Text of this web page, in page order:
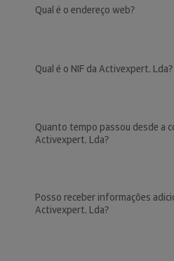
Qual é o endereço web?
Qual é o NIF da Activexpert, Lda?
Quanto tempo passou desde a
Activexpert, Lda?
Posso receber informações
Activexpert, Lda?